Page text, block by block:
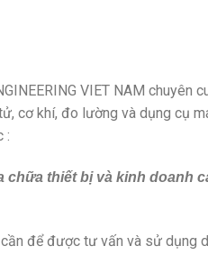
VIET NAM chuyên
cơ khí, đo lường và dụng cụ
:
chữa thiết bị và kinh doanh
để được tư vấn và sử dụng